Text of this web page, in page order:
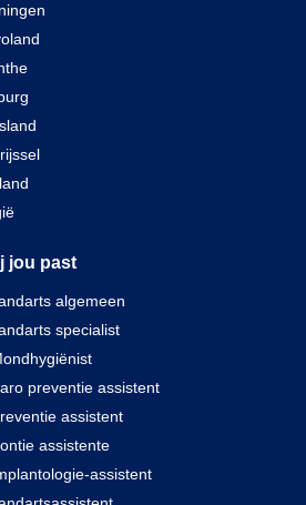
jou past
algemeen
specialist
preventie assistent
assistent
assistente
assistent